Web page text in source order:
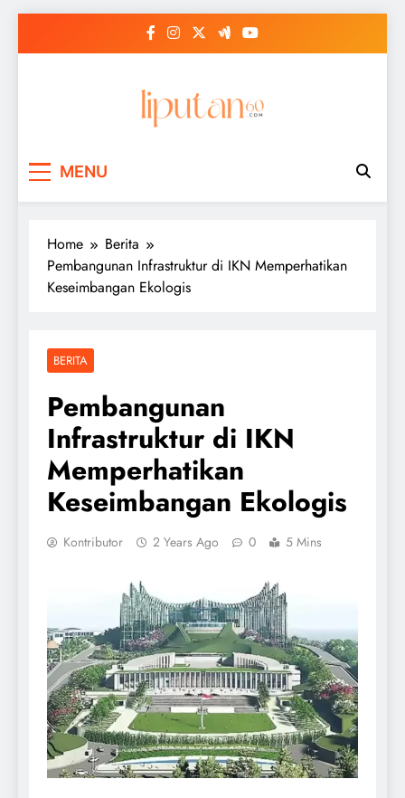
MENU
Home
Berita
Pembangunan Infrastruktur di IKN Memperhatikan
Keseimbangan Ekologis
BERITA
Pembangunan
Infrastruktur di IKN
Memperhatikan
Keseimbangan Ekologis
Kontributor 2 Years Ago 0 5 Mins